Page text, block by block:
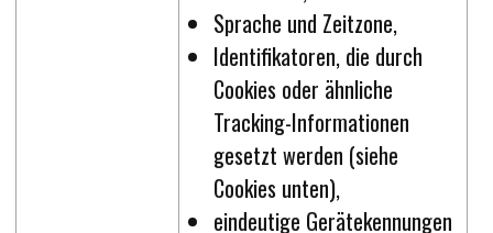
Sprache und Zeitzone,
Identifikatoren, die durch
Cookies oder ähnliche
Tracking-Informationen
gesetzt werden (siehe
Cookies unten),
eindeutige Gerätekennungen